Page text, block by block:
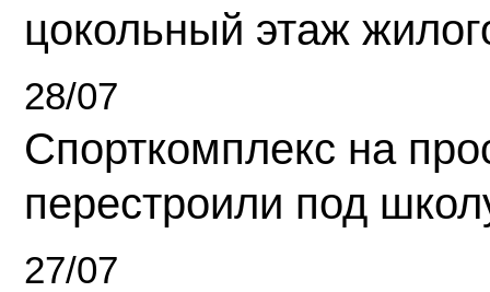
цокольный этаж
28/07
Спорткомплекс на
перестроили под
27/07